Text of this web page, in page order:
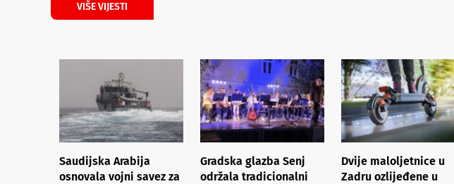
VIŠE VIJESTI
Saudijska Arabija
osnovala vojni savez za
Gradska glazba Senj
održala tradicionalni
Dvije maloljetnice u
Zadru ozlijeđene u